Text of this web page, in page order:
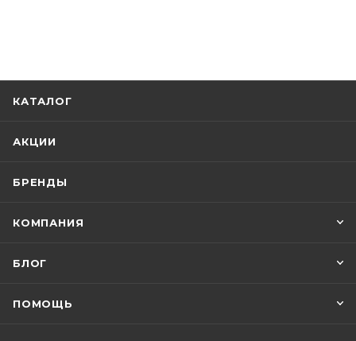
КАТАЛОГ
АКЦИИ
БРЕНДЫ
КОМПАНИЯ
БЛОГ
ПОМОЩЬ